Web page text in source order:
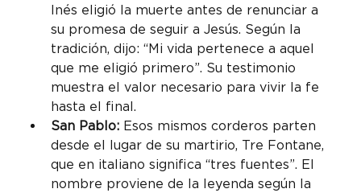
Inés eligió la muerte antes de renunciar a
su promesa de seguir a Jesús. Según la
tradición, dijo: “Mi vida pertenece a aquel
que me eligió primero”. Su testimonio
muestra el valor necesario para vivir la fe
hasta el final.
San Pablo: Esos mismos corderos parten
desde el lugar de su martirio, Tre Fontane,
que en italiano significa “tres fuentes”. El
nombre proviene de la leyenda según la